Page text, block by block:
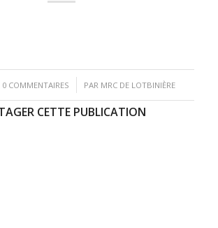
0 COMMENTAIRES
/ PAR MRC DE LOTBINIÈRE
CETTE PUBLICATION